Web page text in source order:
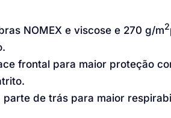
NOMEX e viscose e 270 g/m2
frontal para maior proteção
parte de trás para maior